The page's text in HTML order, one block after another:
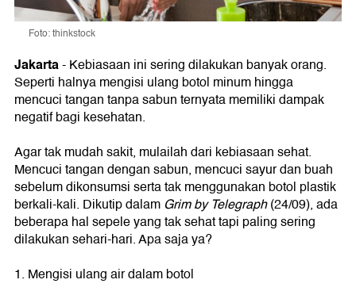
Foto: thinkstock
Jakarta- Kebiasaan ini sering dilakukan banyak orang.
Seperti halnya mengisi ulang botol minum hingga
mencuci tangan tanpa sabun ternyata memiliki dampak
negatif bagi kesehatan.
Agar tak mudah sakit, mulailah dari kebiasaan sehat.
Mencuci tangan dengan sabun, mencuci sayur dan buah
sebelum dikonsumsi serta tak menggunakan botol plastik
berkali-kali. Dikutip dalam Grim by Telegraph(24/09), ada
beberapa hal sepele yang tak sehat tapi paling sering
dilakukan sehari-hari. Apa saja ya?
1. Mengisi ulang air dalam botol